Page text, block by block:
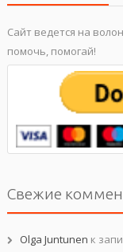
Сайт ведется на
помочь, помогай!
Свежие
Olga Juntunen к